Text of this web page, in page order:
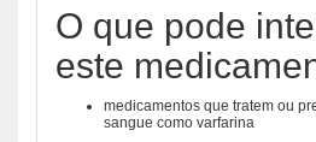
O que pode
este
medicamentos que tratem ou
sangue como varfarina